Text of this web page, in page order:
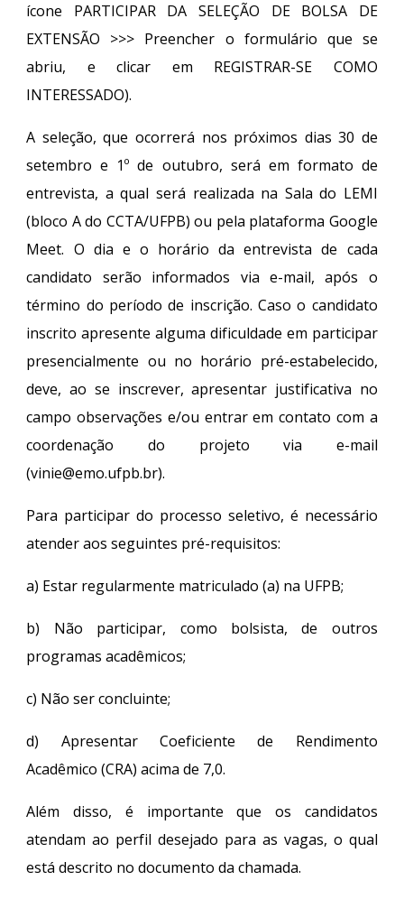
ícone PARTICIPAR DA SELEÇÃO DE BOLSA DE
EXTENSÃO >>> Preencher o formulário que se
abriu, e clicar em REGISTRAR-SE COMO
INTERESSADO).
A seleção, que ocorrerá nos próximos dias 30 de
setembro e 1º de outubro, será em formato de
entrevista, a qual será realizada na Sala do LEMI
(bloco A do CCTA/UFPB) ou pela plataforma Google
Meet. O dia e o horário da entrevista de cada
candidato serão informados via e-mail, após o
término do período de inscrição. Caso o candidato
inscrito apresente alguma dificuldade em participar
presencialmente ou no horário pré-estabelecido,
deve, ao se inscrever, apresentar justificativa no
campo observações e/ou entrar em contato com a
coordenação do projeto via e-mail
(vinie@emo.ufpb.br).
Para participar do processo seletivo, é necessário
atender aos seguintes pré-requisitos:
a) Estar regularmente matriculado (a) na UFPB;
b) Não participar, como bolsista, de outros
programas acadêmicos;
c) Não ser concluinte;
d) Apresentar Coeficiente de Rendimento
Acadêmico (CRA) acima de 7,0.
Além disso, é importante que os candidatos
atendam ao perfil desejado para as vagas, o qual
está descrito no documento da chamada.